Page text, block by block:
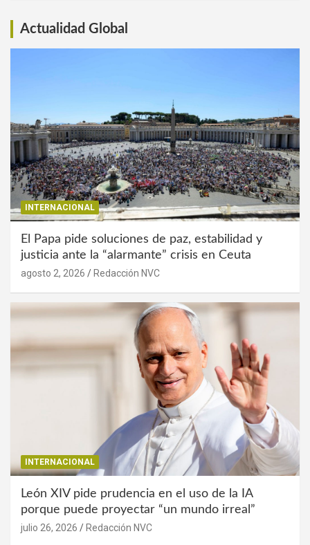
Actualidad Global
INTERNACIONAL
El Papa pide soluciones de paz, estabilidad y
justicia ante la “alarmante” crisis en Ceuta
agosto 2, 2026 Redacción NVC
INTERNACIONAL
León XIV pide prudencia en el uso de la IA
porque puede proyectar “un mundo irreal”
julio 26, 2026 Redacción NVC